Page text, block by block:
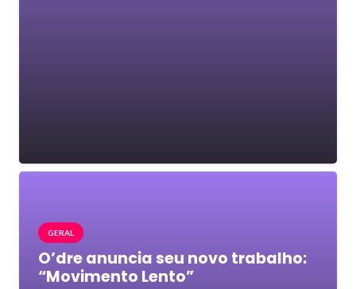
GERAL
O’dre anuncia seu novo trabalho:
“Movimento Lento”